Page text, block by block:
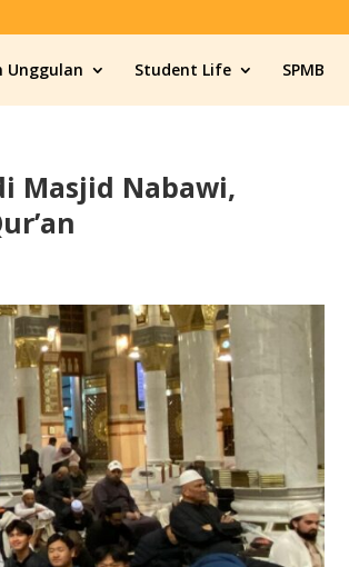
Unggulan Student Life SPMB
Masjid Nabawi,